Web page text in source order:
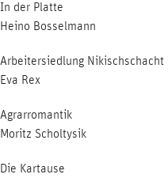
In der Platte
Heino Bosselmann
Arbeitersiedlung Nikischschacht
Eva Rex
Agrarromantik
Moritz Scholtysik
Die Kartause